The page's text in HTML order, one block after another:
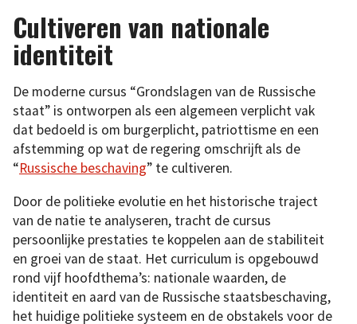
Cultiveren van nationale
identiteit
De moderne cursus “Grondslagen van de Russische
staat” is ontworpen als een algemeen verplicht vak
dat bedoeld is om burgerplicht, patriottisme en een
afstemming op wat de regering omschrijft als de
“Russische beschaving” te cultiveren.
Door de politieke evolutie en het historische traject
van de natie te analyseren, tracht de cursus
persoonlijke prestaties te koppelen aan de stabiliteit
en groei van de staat. Het curriculum is opgebouwd
rond vijf hoofdthema’s: nationale waarden, de
identiteit en aard van de Russische staatsbeschaving,
het huidige politieke systeem en de obstakels voor de